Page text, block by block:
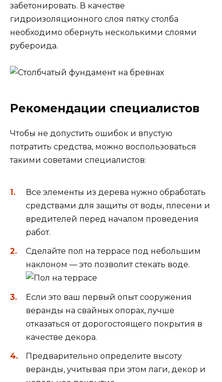
забетонировать. В качестве
гидроизоляционного слоя пятку столба
необходимо обернуть несколькими слоями
рубероида.
Рекомендации специалистов
Чтобы не допустить ошибок и впустую
потратить средства, можно воспользоваться
такими советами специалистов:
Все элементы из дерева нужно обработать
средствами для защиты от воды, плесени и
вредителей перед началом проведения
работ.
Сделайте пол на террасе под небольшим
наклоном — это позволит стекать воде.
Если это ваш первый опыт сооружения
веранды на свайных опорах, лучше
отказаться от дорогостоящего покрытия в
качестве декора.
Предварительно определите высоту
веранды, учитывая при этом лаги, декор и